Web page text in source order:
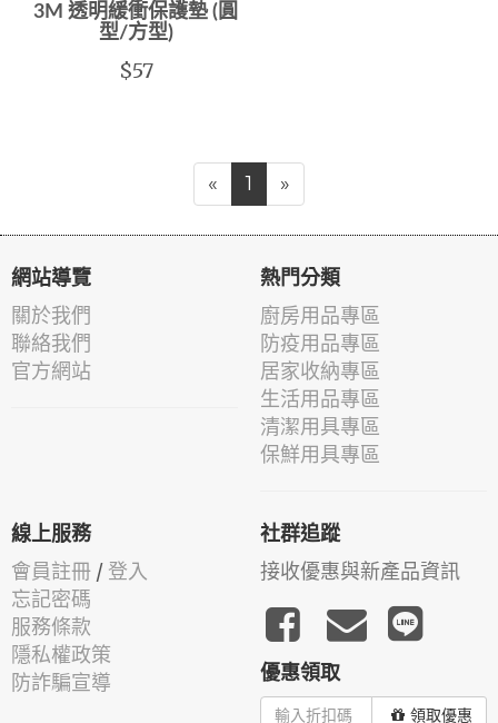
3M 透明緩衝保護墊 (圓
型/方型)
$57
« 1 »
網站導覽
關於我們
聯絡我們
官方網站
熱門分類
廚房用品專區
防疫用品專區
居家收納專區
生活用品專區
清潔用具專區
保鮮用具專區
線上服務
會員註冊 / 登入
忘記密碼
服務條款
隱私權政策
防詐騙宣導
社群追蹤
接收優惠與新產品資訊
優惠領取
領取優惠